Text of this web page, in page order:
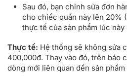
Sau đó, bạn chỉnh sửa đơn
cho chiếc quần này lên 20%
thực tế của sản phẩm lúc
Thực tế: Hệ thống sẽ không sửa
400,000đ. Thay vào đó, trên báo
dòng mới liên quan đến sản phẩm